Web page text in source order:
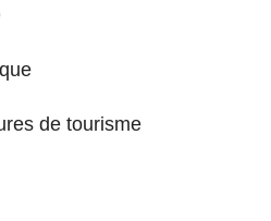
de tourisme